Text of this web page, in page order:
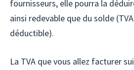
fournisseurs, elle pourra la
ainsi redevable que du solde
déductible).
La TVA que vous allez facturer